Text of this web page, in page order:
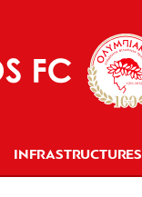
INFRASTRUCTURES